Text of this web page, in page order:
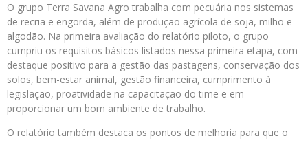
O grupo Terra Savana Agro trabalha com pecuária nos sistemas
de recria e engorda, além de produção agrícola de soja, milho e
algodão. Na primeira avaliação do relatório piloto, o grupo
cumpriu os requisitos básicos listados nessa primeira etapa, com
destaque positivo para a gestão das pastagens, conservação dos
solos, bem-estar animal, gestão financeira, cumprimento à
legislação, proatividade na capacitação do time e em
proporcionar um bom ambiente de trabalho.
O relatório também destaca os pontos de melhoria para que o